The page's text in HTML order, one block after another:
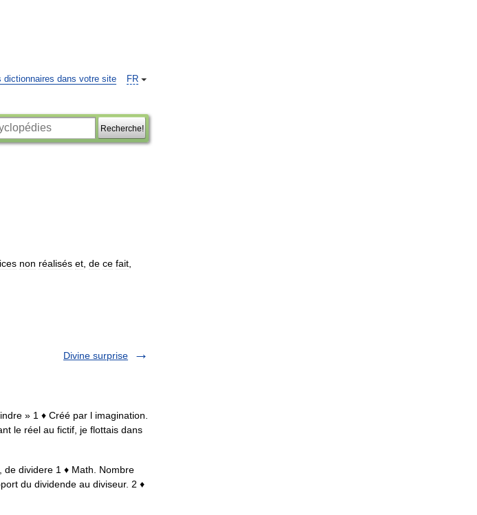
FR
dictionnaires dans votre site
Recherche!
non réalisés et de ce fait
Divine surprise
» 1 ♦ Créé par l imagination.
le réel au fictif, je flottais dans
dividere 1 ♦ Math. Nombre
du dividende au diviseur. 2 ♦